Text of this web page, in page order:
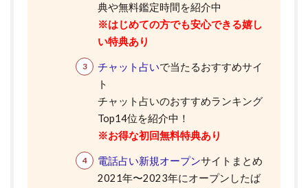
典や無料鑑定時間を紹介中
※はじめての方でも安心できる嬉し
い特典あり
チャット占いで当たるおすすめサイ
ト
チャット占いのおすすめランキング
Top14位を紹介中！
※お得な初回無料特典あり
電話占い新規オープンサイトまとめ
2021年〜2023年にオープンしたば